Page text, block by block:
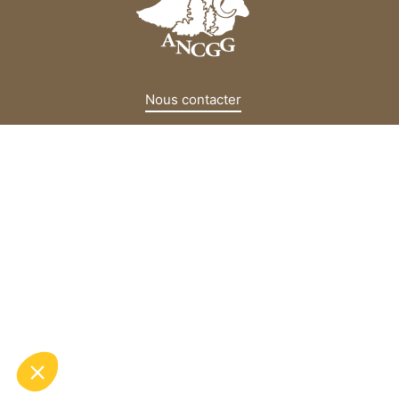
Nous contacter